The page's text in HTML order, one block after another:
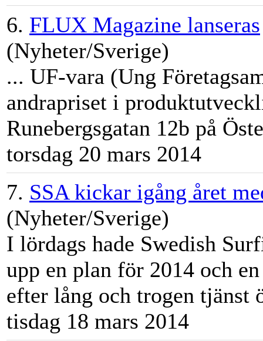
6. FLUX Magazine lanseras
(Nyheter/Sverige)
... UF-vara (Ung
andrapriset i
Runebergsgatan 12b på
torsdag 20 mars 2014
7. SSA kickar igång året
(Nyheter/Sverige)
I lördags hade Swedish
upp en plan för 2014 och
efter lång och trogen tjänst
tisdag 18 mars 2014